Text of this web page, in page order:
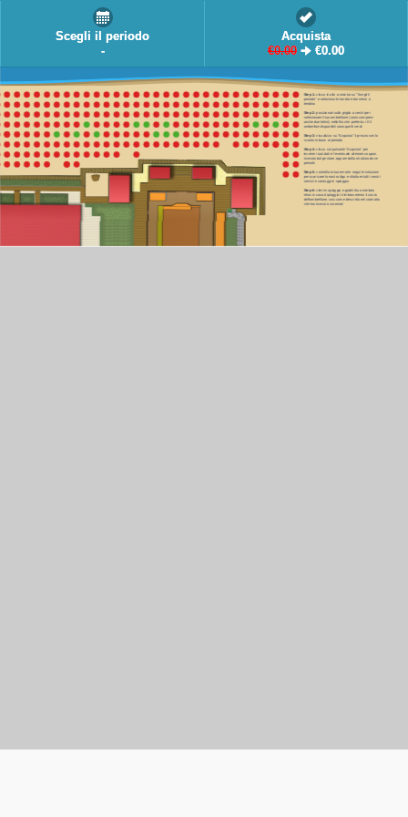
Scegli il periodo
-
Acquista
€0.00 🠊 €0.00
Step 1:clicca in alto a sinistra su “Scegli il
periodo” e seleziona le tue date dai menù a
tendina
Step 2: posizionati sulla griglia a cerchi per
selezionare il tuo ombrellone (sono compresi
anche due lettini) nella fila che preferisci. Gli
ombrelloni disponibili sono quelli verdi
Step 3: visualizza su "Acquista" il prezzo con lo
sconto in base al periodo
Step 4: clicca sul pulsante “Acquista” per
inserire i tuoi dati e l'eventuale ulteriore coupon,
ricevuto dal gestore, oppure dalla struttura dove
pernotti
Step 5: controlla la tua email e segui le istruzioni
per scaricare la nostra App e sfruttare tutti i nostri
servizi e vantaggi in spiaggia
Step 6: vieni in spiaggia e goditi il tuo meritato
relax in caso di pioggia ti rimborseremo il costo
dell'ombrellone, cosi come descritto nel contratto
che hai ricevuto via email